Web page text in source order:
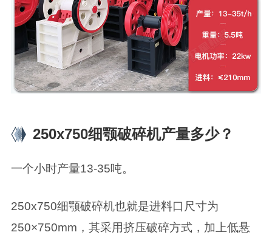
250x750细颚破碎机产量多少？
一个小时产量13-35吨。
250x750细颚破碎机也就是进料口尺寸为
250×750mm，其采用挤压破碎方式，加上低悬